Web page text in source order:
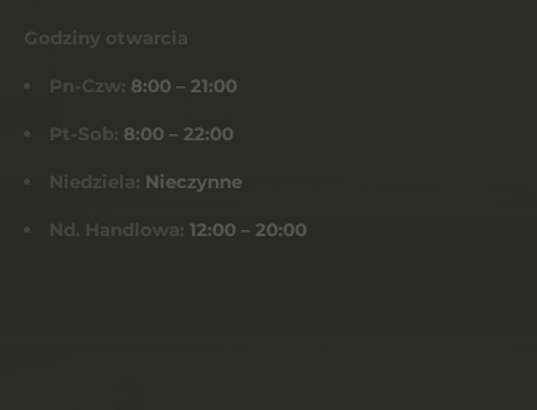
Godziny otwarcia
Pn-Czw: 8:00 – 21:00
Pt-Sob: 8:00 – 22:00
Niedziela: Nieczynne
Nd. Handlowa: 12:00 – 20:00